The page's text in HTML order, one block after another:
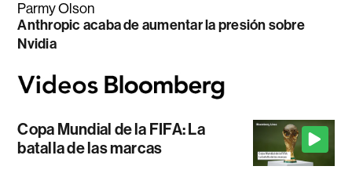
Parmy Olson
Anthropic acaba de aumentar la presión sobre
Nvidia
Copa Mundial de la FIFA: La
batalla de las marcas